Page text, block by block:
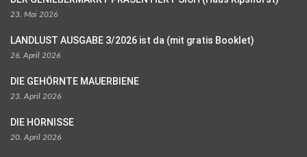
23. Mai 2026
LANDLUST AUSGABE 3/2026 ist da (mit gratis Booklet)
26. April 2026
DIE GEHÖRNTE MAUERBIENE
23. April 2026
DIE HORNISSE
20. April 2026